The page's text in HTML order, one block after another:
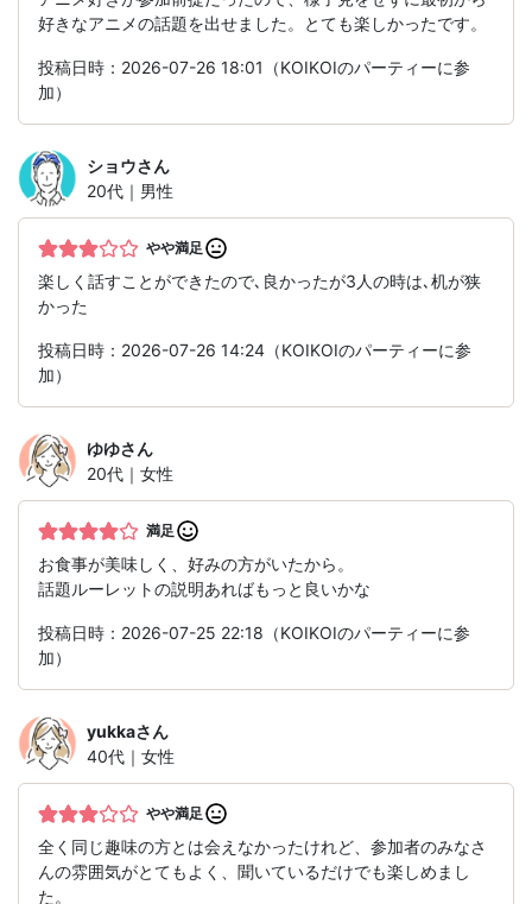
好きなアニメの話題を出せました。とても楽しかったです。
投稿日時：2026-07-26 18:01（KOIKOIのパーティーに参
加）
ショウさん
20代｜男性
やや満足
楽しく話すことができたので､良かったが3人の時は､机が狭
かった
投稿日時：2026-07-26 14:24（KOIKOIのパーティーに参
加）
ゆゆさん
20代｜女性
満足
お食事が美味しく、好みの方がいたから。
話題ルーレットの説明あればもっと良いかな
投稿日時：2026-07-25 22:18（KOIKOIのパーティーに参
加）
yukkaさん
40代｜女性
やや満足
全く同じ趣味の方とは会えなかったけれど、参加者のみなさ
んの雰囲気がとてもよく、聞いているだけでも楽しめまし
た。